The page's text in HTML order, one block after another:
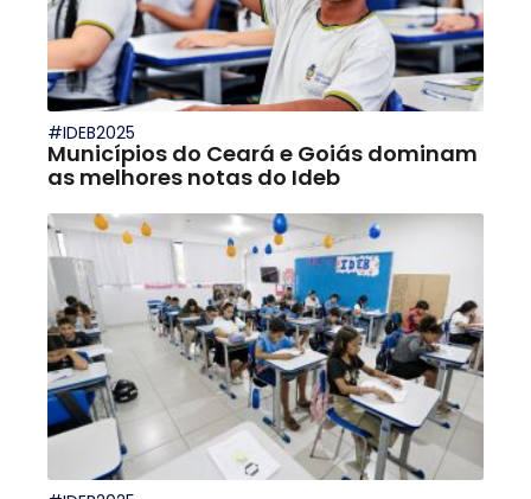
#IDEB2025
Municípios do Ceará e Goiás dominam
as melhores notas do Ideb